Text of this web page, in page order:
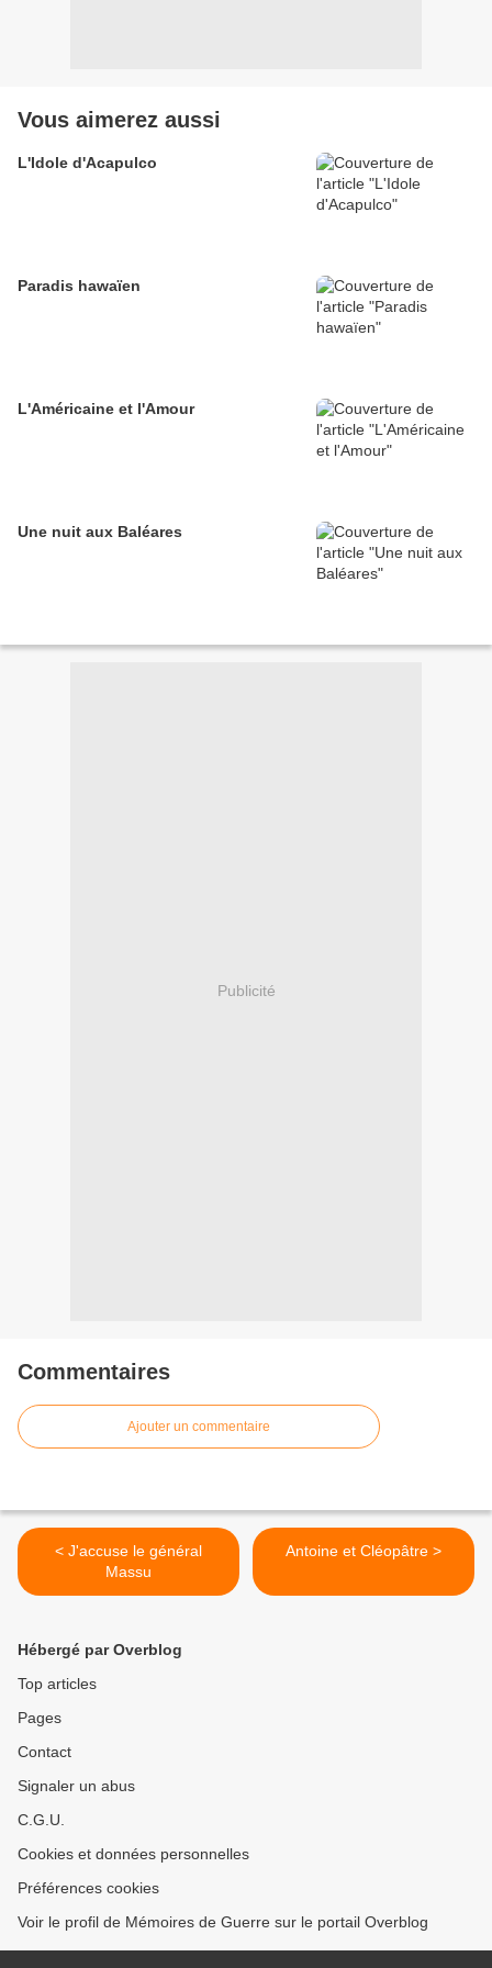
Vous aimerez aussi
L'Idole d'Acapulco
Paradis hawaïen
L'Américaine et l'Amour
Une nuit aux Baléares
Publicité
Commentaires
Ajouter un commentaire
< J'accuse le général
Massu
Antoine et Cléopâtre >
Hébergé par Overblog
Top articles
Pages
Contact
Signaler un abus
C.G.U.
Cookies et données personnelles
Préférences cookies
Voir le profil de Mémoires de Guerre sur le portail Overblog